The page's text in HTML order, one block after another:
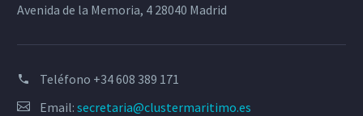
Avenida de la Memoria, 4 28040 Madrid
Teléfono +34 608 389 171
Email: secretaria@clustermaritimo.es